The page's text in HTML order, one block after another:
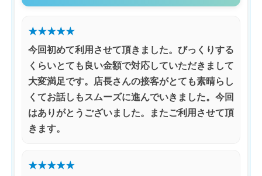
★★★★★
今回初めて利用させて頂きました。びっくりする
くらいとても良い金額で対応していただきまして
大変満足です。店長さんの接客がとても素晴らし
くてお話しもスムーズに進んでいきました。今回
はありがとうございました。またご利用させて頂
きます。
★★★★★